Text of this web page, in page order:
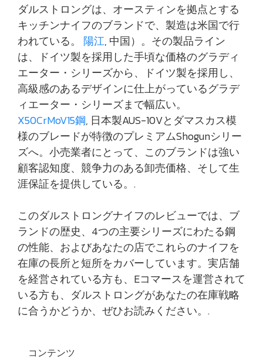
ダルストロングは、オースティンを拠点とする
キッチンナイフのブランドで、製造は米国で行
われている。 陽江, 中国）。その製品ライン
は、ドイツ製を採用した手頃な価格のグラディ
エーター・シリーズから、ドイツ製を採用し、
高級感のあるデザインに仕上がっているグラデ
ィエーター・シリーズまで幅広い。
X50CrMoV15鋼, 日本製AUS-10Vとダマスカス模
様のブレードが特徴のプレミアムShogunシリー
ズへ。小売業者にとって、このブランドは強い
顧客認知度、競争力のある卸売価格、そして生
涯保証を提供している。.
このダルストロングナイフのレビューでは、ブ
ランドの歴史、4つの主要シリーズにわたる鋼
の性能、およびあなたの店でこれらのナイフを
在庫の長所と短所をカバーしています。実店舗
を経営されている方も、Eコマースを運営されて
いる方も、ダルストロングがあなたの在庫戦略
に合うかどうか、ぜひお読みください。.
コンテンツ